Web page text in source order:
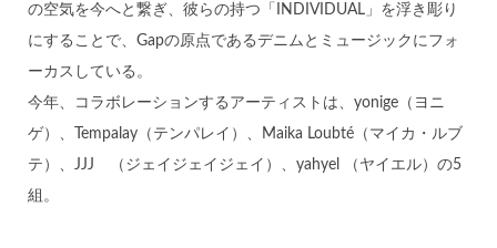
の空気を今へと繋ぎ、彼らの持つ「INDIVIDUAL」を浮き彫り
にすることで、Gapの原点であるデニムとミュージックにフォ
ーカスしている。
今年、コラボレーションするアーティストは、yonige（ヨニ
ゲ）、Tempalay（テンパレイ）、Maika Loubté（マイカ・ルブ
テ）、JJJ （ジェイジェイジェイ）、yahyel （ヤイエル）の5
組。